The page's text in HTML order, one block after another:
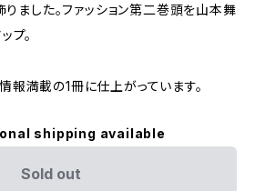
ました。ファッション第二巻頭を山本舞
プ。
満載の1冊に仕上がっています。
shipping available
Sold out